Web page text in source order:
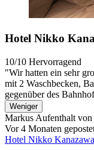
Hotel Nikko
10/10 Hervorragend
"Wir hatten ein sehr
mit 2 Waschbecken,
gegenüber des
Weniger
Markus Aufenthalt von
Vor 4 Monaten
Hotel Nikko Kanazawa